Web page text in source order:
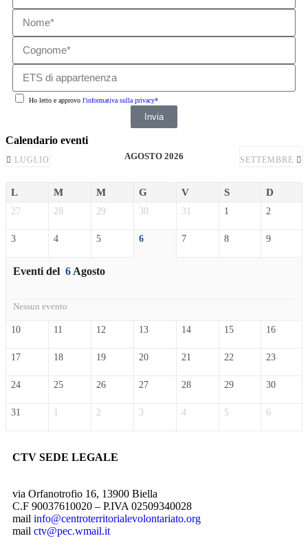
Ho letto e approvo l'informativa sulla privacy*
Invia
Calendario eventi
LUGLIO AGOSTO 2026 SETTEMBRE
L M M G V S D
27 28 29 30 31 1 2
3 4 5 6 7 8 9
Eventi del 6 Agosto
Nessun evento
10 11 12 13 14 15 16
17 18 19 20 21 22 23
24 25 26 27 28 29 30
31 1 2 3 4 5 6
CTV SEDE LEGALE
via Orfanotrofio 16, 13900 Biella
C.F 90037610020 – P.IVA 02509340028
mail info@centroterritorialevolontariato.org
mail ctv@pec.wmail.it